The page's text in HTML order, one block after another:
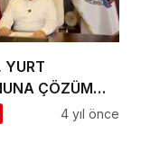
YURT
ÇÖZÜM
SIRALADI
4 yıl önce